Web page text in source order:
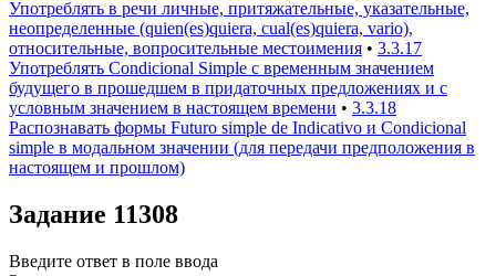
Употреблять в речи личные, притяжательные, указательные,
неопределенные (quien(es)quiera, cual(es)quiera, vario),
относительные, вопросительные местоимения • 3.3.17
Употреблять Condicional Simple с временным значением
будущего в прошедшем в придаточных предложениях и с
условным значением в настоящем времени • 3.3.18
Распознавать формы Futuro simple de Indicativo и Condicional
simple в модальном значении (для передачи предположения в
настоящем и прошлом)
Задание 11308
Введите ответ в поле ввода